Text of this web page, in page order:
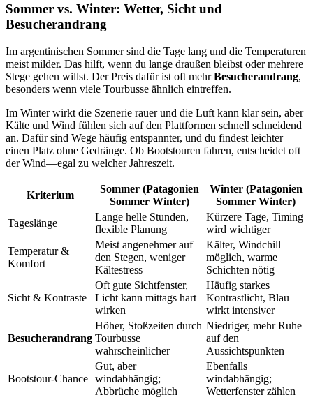
Sommer vs. Winter: Wetter, Sicht und
Besucherandrang
Im argentinischen Sommer sind die Tage lang und die Temperaturen
meist milder. Das hilft, wenn du lange draußen bleibst oder mehrere
Stege gehen willst. Der Preis dafür ist oft mehrBesucherandrang,
besonders wenn viele Tourbusse ähnlich eintreffen.
Im Winter wirkt die Szenerie rauer und die Luft kann klar sein, aber
Kälte und Wind fühlen sich auf den Plattformen schnell schneidend
an. Dafür sind Wege häufig entspannter, und du findest leichter
einen Platz ohne Gedränge. Ob Bootstouren fahren, entscheidet oft
der Wind—egal zu welcher Jahreszeit.
Kriterium
Sommer (Patagonien
Sommer Winter)
Winter (Patagonien
Sommer Winter)
Tageslänge
Lange helle Stunden,
flexible Planung
Kürzere Tage, Timing
wird wichtiger
Temperatur &
Komfort
Meist angenehmer auf
den Stegen, weniger
Kältestress
Kälter, Windchill
möglich, warme
Schichten nötig
Sicht & Kontraste
Oft gute Sichtfenster,
Licht kann mittags hart
wirken
Häufig starkes
Kontrastlicht, Blau
wirkt intensiver
Besucherandrang
Höher, Stoßzeiten durch
Tourbusse
wahrscheinlicher
Niedriger, mehr Ruhe
auf den
Aussichtspunkten
Bootstour-Chance
Gut, aber
windabhängig;
Abbrüche möglich
Ebenfalls
windabhängig;
Wetterfenster zählen